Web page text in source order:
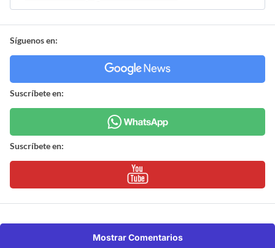
Síguenos en:
Suscríbete en:
Suscríbete en:
Mostrar Comentarios